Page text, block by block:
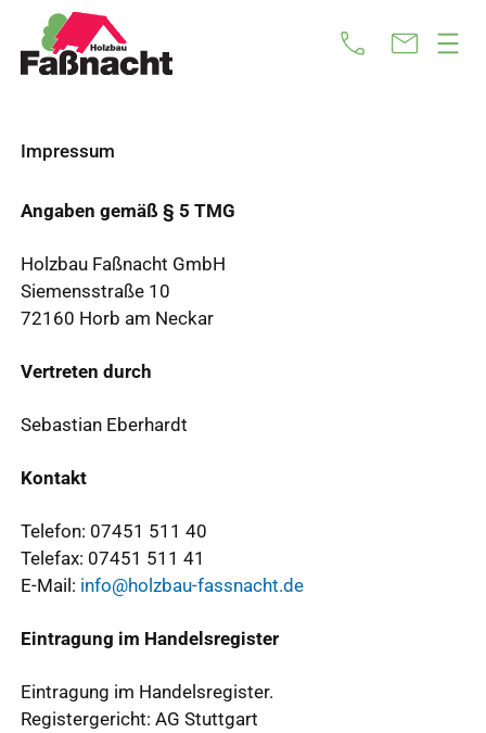
Inhalt
springen
Impressum
Angaben gemäß § 5 TMG
Holzbau Faßnacht GmbH
Siemensstraße 10
72160 Horb am Neckar
Vertreten durch
Sebastian Eberhardt
Kontakt
Telefon: 07451 511 40
Telefax: 07451 511 41
E-Mail: info@holzbau-fassnacht.de
Eintragung im Handelsregister
Eintragung im Handelsregister.
Registergericht: AG Stuttgart